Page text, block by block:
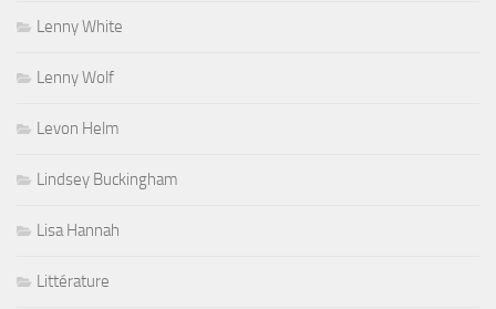
Lenny White
Lenny Wolf
Levon Helm
Lindsey Buckingham
Lisa Hannah
Littérature